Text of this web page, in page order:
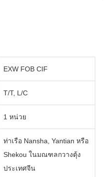
EXW FOB CIF
T/T, L/C
1 หน่วย
ท่าเรือ Nansha, Yantian หรือ
Shekou ในมณฑลกวางตุ้ง
ประเทศจีน